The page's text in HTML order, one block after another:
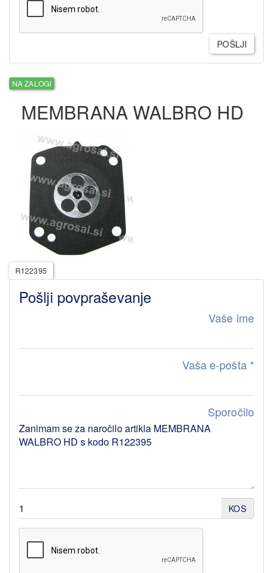
POŠLJI
NA ZALOGI
MEMBRANA WALBRO HD
R122395
Pošlji povpraševanje
Vaše ime
Vaša e-pošta *
Sporočilo
KOS